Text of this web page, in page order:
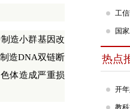
造小群基因改
造DNA双链断
体造成严重损
热点
开
教